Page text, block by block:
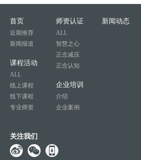
首页
近期推荐
新闻报道
课程活动
ALL
线上课程
线下课程
专业师资
师资认证
ALL
智慧之心
正念减压
正念认知
企业培训
介绍
企业案例
新闻动态
关注我们